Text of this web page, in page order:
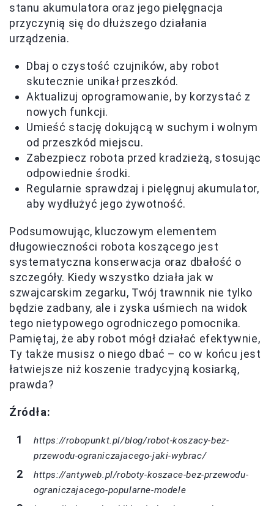
stanu akumulatora oraz jego pielęgnacja
przyczynią się do dłuższego działania
urządzenia.
Dbaj o czystość czujników, aby robot
skutecznie unikał przeszkód.
Aktualizuj oprogramowanie, by korzystać z
nowych funkcji.
Umieść stację dokującą w suchym i wolnym
od przeszkód miejscu.
Zabezpiecz robota przed kradzieżą, stosując
odpowiednie środki.
Regularnie sprawdzaj i pielęgnuj akumulator,
aby wydłużyć jego żywotność.
Podsumowując, kluczowym elementem
długowieczności robota koszącego jest
systematyczna konserwacja oraz dbałość o
szczegóły. Kiedy wszystko działa jak w
szwajcarskim zegarku, Twój trawnnik nie tylko
będzie zadbany, ale i zyska uśmiech na widok
tego nietypowego ogrodniczego pomocnika.
Pamiętaj, że aby robot mógł działać efektywnie,
Ty także musisz o niego dbać – co w końcu jest
łatwiejsze niż koszenie tradycyjną kosiarką,
prawda?
Źródła:
https://robopunkt.pl/blog/robot-koszacy-bez-
przewodu-ograniczajacego-jaki-wybrac/
https://antyweb.pl/roboty-koszace-bez-przewodu-
ograniczajacego-popularne-modele